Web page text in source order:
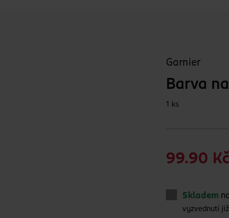
Garnier
Barva
1 ks
99.90 Kč
Skladem
vyzvednutí